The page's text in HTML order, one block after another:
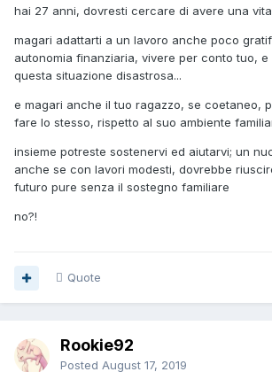
hai 27 anni, dovresti cercare di avere una
magari adattarti a un lavoro anche poco
autonomia finanziaria, vivere per conto tuo,
questa situazione disastrosa...
e magari anche il tuo ragazzo, se coetaneo,
fare lo stesso, rispetto al suo ambiente
insieme potreste sostenervi ed aiutarvi; un
anche se con lavori modesti, dovrebbe
futuro pure senza il sostegno familiare
no?!
Quote
Rookie92
Posted August 17, 2019